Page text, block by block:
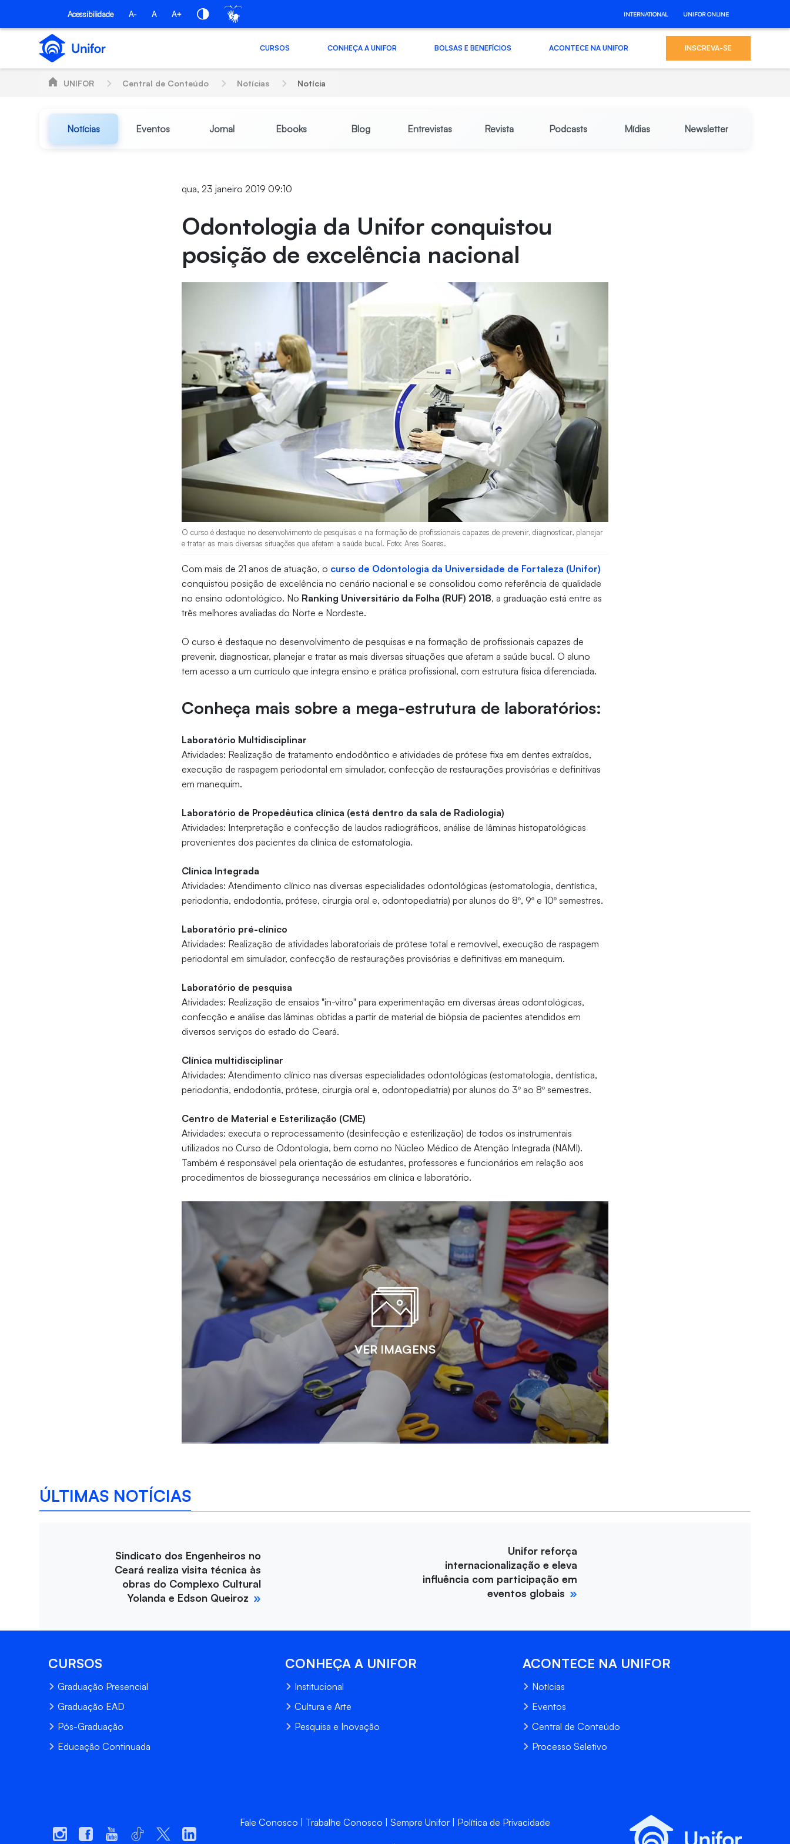
Pular para o Conteúdo principal
Acessibilidade A- A A+ INTERNATIONAL UNIFOR ONLINE
CURSOS CONHEÇA A UNIFOR BOLSAS E BENEFÍCIOS ACONTECE NA UNIFOR INSCREVA-SE
UNIFOR Central de Conteúdo Notícias Notícia
Notícias Eventos Jornal Ebooks Blog Entrevistas Revista Podcasts Mídias Newsletter
qua, 23 janeiro 2019 09:10
Odontologia da Unifor conquistou
posição de excelência nacional
O curso é destaque no desenvolvimento de pesquisas e na formação de profissionais capazes de prevenir, diagnosticar, planejar
e tratar as mais diversas situações que afetam a saúde bucal. Foto: Ares Soares.
Com mais de 21 anos de atuação, o curso de Odontologia da Universidade de Fortaleza (Unifor)
conquistou posição de excelência no cenário nacional e se consolidou como referência de qualidade
no ensino odontológico. No Ranking Universitário da Folha (RUF) 2018, a graduação está entre as
três melhores avaliadas do Norte e Nordeste.
O curso é destaque no desenvolvimento de pesquisas e na formação de profissionais capazes de
prevenir, diagnosticar, planejar e tratar as mais diversas situações que afetam a saúde bucal. O aluno
tem acesso a um currículo que integra ensino e prática profissional, com estrutura física diferenciada.
Conheça mais sobre a mega-estrutura de laboratórios:
Laboratório Multidisciplinar
Atividades: Realização de tratamento endodôntico e atividades de prótese fixa em dentes extraídos,
execução de raspagem periodontal em simulador, confecção de restaurações provisórias e definitivas
em manequim.
Laboratório de Propedêutica clínica (está dentro da sala de Radiologia)
Atividades: Interpretação e confecção de laudos radiográficos, análise de lâminas histopatológicas
provenientes dos pacientes da clínica de estomatologia.
Clínica Integrada
Atividades: Atendimento clínico nas diversas especialidades odontológicas (estomatologia, dentística,
periodontia, endodontia, prótese, cirurgia oral e, odontopediatria) por alunos do 8º, 9º e 10º semestres.
Laboratório pré-clínico
Atividades: Realização de atividades laboratoriais de prótese total e removível, execução de raspagem
periodontal em simulador, confecção de restaurações provisórias e definitivas em manequim.
Laboratório de pesquisa
Atividades: Realização de ensaios "in-vitro" para experimentação em diversas áreas odontológicas,
confecção e análise das lâminas obtidas a partir de material de biópsia de pacientes atendidos em
diversos serviços do estado do Ceará.
Clínica multidisciplinar
Atividades: Atendimento clínico nas diversas especialidades odontológicas (estomatologia, dentística,
periodontia, endodontia, prótese, cirurgia oral e, odontopediatria) por alunos do 3º ao 8º semestres.
Centro de Material e Esterilização (CME)
Atividades: executa o reprocessamento (desinfecção e esterilização) de todos os instrumentais
utilizados no Curso de Odontologia, bem como no Núcleo Médico de Atenção Integrada (NAMI).
Também é responsável pela orientação de estudantes, professores e funcionários em relação aos
procedimentos de biossegurança necessários em clínica e laboratório.
VER IMAGENS
ÚLTIMAS NOTÍCIAS
Sindicato dos Engenheiros no
Ceará realiza visita técnica às
obras do Complexo Cultural
Yolanda e Edson Queiroz
Unifor reforça
internacionalização e eleva
influência com participação em
eventos globais
CURSOS
Graduação Presencial
Graduação EAD
Pós-Graduação
Educação Continuada
CONHEÇA A UNIFOR
Institucional
Cultura e Arte
Pesquisa e Inovação
ACONTECE NA UNIFOR
Notícias
Eventos
Central de Conteúdo
Processo Seletivo
Fale Conosco Trabalhe Conosco Sempre Unifor Política de Privacidade